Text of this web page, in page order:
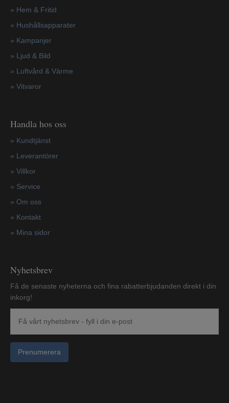
» Hem & Fritid
» Hushållsapparater
» Kampanjer
» Ljud & Bild
» Luftvård & Värme
» Vitvaror
Handla hos oss
» Kundtjänst
» Leverantörer
» Villkor
» Service
» Om oss
» Kontakt
» Mina sidor
Nyhetsbrev
Få de senaste nyheterna och fina rabatterbjudanden direkt i din
inkorg!
Prenumerera